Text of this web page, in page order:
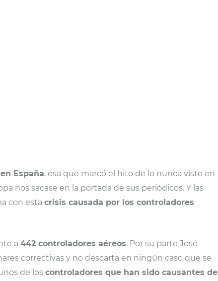
España, esa que marcó el hito de lo nunca visto en
nos sacase en la portada de sus periódicos. Y las
con esta crisis causada por los controladores
a 442 controladores aéreos. Por su parte José
correctivas y no descarta en ningún caso que se
de los controladores que han sido causantes de